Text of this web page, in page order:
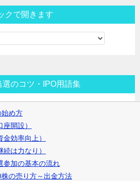
で開きます
選のコツ・IPO用語集
始め方
開設）
効率向上）
は力なり）
参加の基本の流れ
の売り方～出金方法